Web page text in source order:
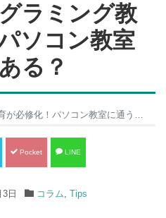
ラミング教
ソコン教室
る？
化！パソコン教室に通う必要はある？
Pocket LINE
日 コラム, Tips